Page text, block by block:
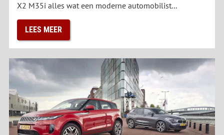
X2 M35i alles wat een moderne automobilist...
LEES MEER